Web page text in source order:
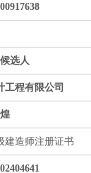
选人
工程有限公司
建造师注册证书